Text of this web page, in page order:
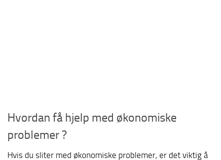
Hvordan få hjelp med økonomiske
problemer ?
Hvis du sliter med økonomiske problemer, er det viktig å